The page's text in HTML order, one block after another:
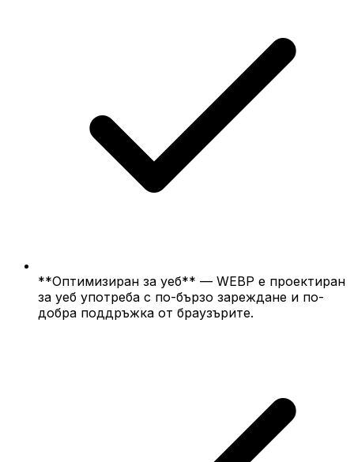
**Оптимизиран за уеб** — WEBP е проектиран
за уеб употреба с по-бързо зареждане и по-
добра поддръжка от браузърите.